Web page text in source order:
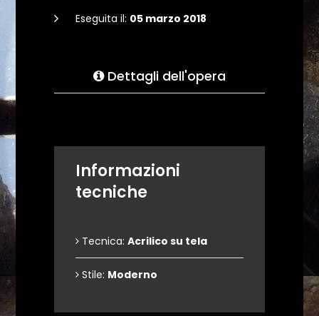
Eseguita il: 05 marzo 2018
Dettagli dell'opera
Informazioni
tecniche
Tecnica: Acrilico su tela
Stile: Moderno